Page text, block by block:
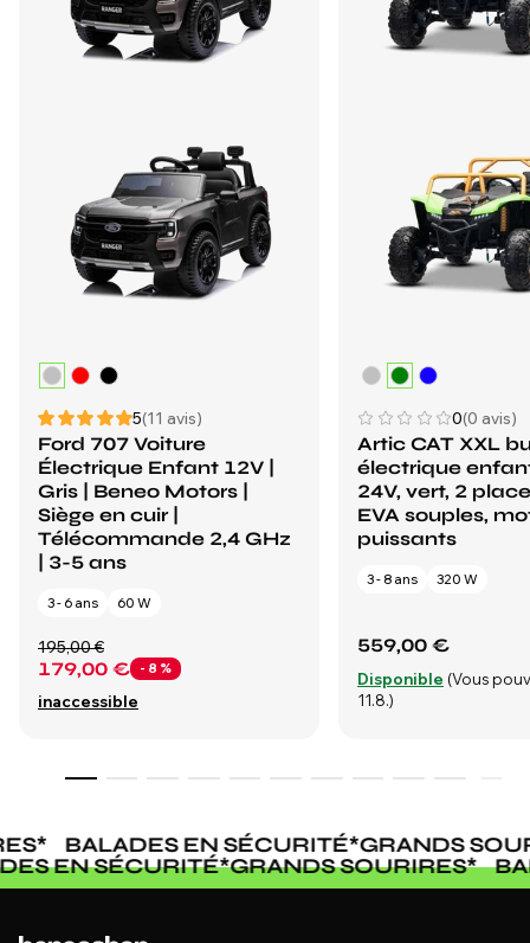
5(11 avis)
Ford 707 Voiture
Électrique Enfant 12V |
Gris | Beneo Motors |
Siège en cuir |
Télécommande 2,4 GHz
| 3-5 ans
3 - 6 ans 60 W
179,00 € - 8 %
195,00 €
inaccessible
0(0 avis)
Artic CAT XXL
électrique
24V, vert, 2
EVA souples,
puissants
3 - 8 ans 320 W
559,00 €
Disponible (Vous
11.8.)
* BALADES EN SÉCURITÉ*GRANDS
EN SÉCURITÉ*GRANDS SOURIRES*